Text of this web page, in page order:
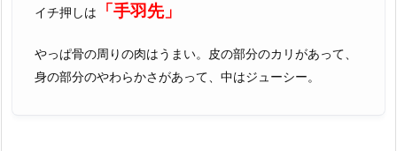
イチ押しは 「手羽先」
やっぱ骨の周りの肉はうまい。皮の部分のカリがあって、
身の部分のやわらかさがあって、中はジューシー。